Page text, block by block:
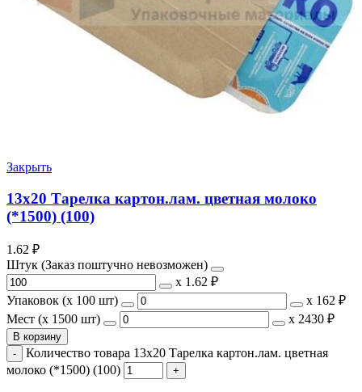
Закрыть
13х20 Тарелка картон.лам. цветная молоко
(*1500) (100)
1.62 ₽
Штук (Заказ поштучно невозможен)
х 1.62 ₽
Упаковок (x 100 шт)
х 162 ₽
Мест (x 1500 шт)
х 2430 ₽
В корзину
Количество товара 13х20 Тарелка картон.лам. цветная
молоко (*1500) (100)